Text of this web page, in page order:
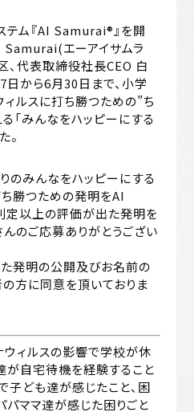
ム『AI Samurai®』を開
Samurai(エーアイサムラ
、代表取締役社長CEO 白
から6月30日まで、小学
ルスに打ち勝つための”ち
「みんなをハッピーにする
。
のみんなをハッピーにする
勝つための発明をAI
定以上の評価が出た発明を
んのご応募ありがとうござい
発明の公開及びお名前の
方に同意を頂いておりま
ィルスの影響で学校が休
が自宅待機を経験すること
子ども達が感じたこと、困
パママ達が感じた困りごと